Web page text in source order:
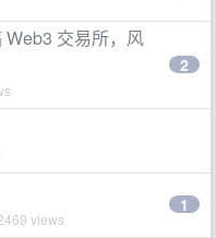
交易所，风
2
views
1